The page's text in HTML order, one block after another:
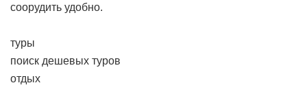
соорудить удобно.
туры
поиск дешевых туров
отдых